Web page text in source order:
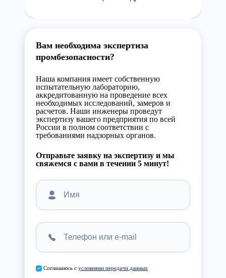
Вам необходима экспертиза
промбезопасности?
Наша компания имеет собственную
испытательную лабораторию,
аккредитованную на проведение всех
необходимых исследований, замеров и
расчетов. Наши инженеры проведут
экспертизу вашего предприятия по всей
России в полном соответствии с
требованиями надзорных органов.
Отправьте заявку на экспертизу и мы
свяжемся с вами в течении 5 минут!
Соглашаюсь с условиями передачи данных